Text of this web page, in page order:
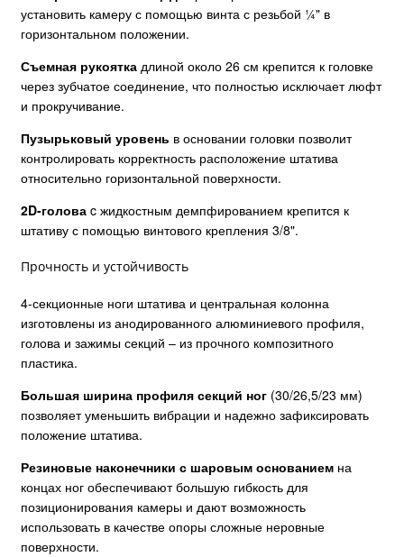
установить камеру с помощью винта с резьбой ¼" в
горизонтальном положении.
Съемная рукоятка длиной около 26 см крепится к головке
через зубчатое соединение, что полностью исключает люфт
и прокручивание.
Пузырьковый уровень в основании головки позволит
контролировать корректность расположение штатива
относительно горизонтальной поверхности.
2D-голова c жидкостным демпфированием крепится к
штативу с помощью винтового крепления 3/8".
Прочность и устойчивость
4-секционные ноги штатива и центральная колонна
изготовлены из анодированного алюминиевого профиля,
голова и зажимы секций – из прочного композитного
пластика.
Большая ширина профиля секций ног (30/26,5/23 мм)
позволяет уменьшить вибрации и надежно зафиксировать
положение штатива.
Резиновые наконечники с шаровым основанием на
концах ног обеспечивают большую гибкость для
позиционирования камеры и дают возможность
использовать в качестве опоры сложные неровные
поверхности.